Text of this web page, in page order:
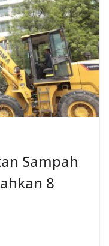
Sampah
8